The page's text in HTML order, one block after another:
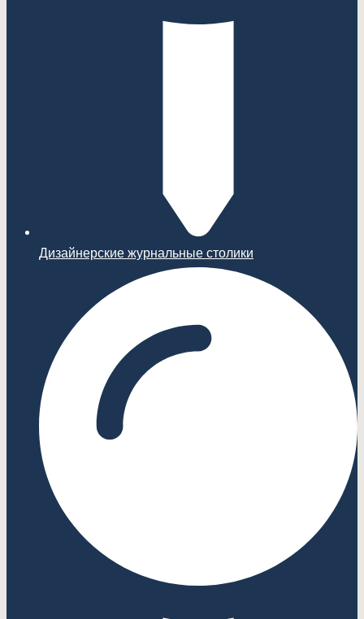
Дизайнерские журнальные столики